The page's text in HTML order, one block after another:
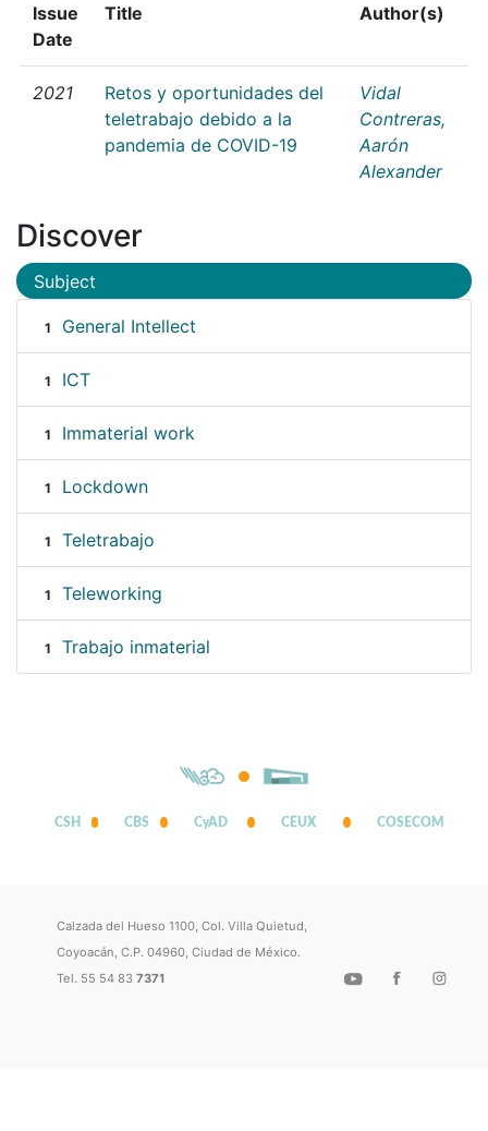
Issue
Date
Title Author(s)
2021
Retos y oportunidades del
teletrabajo debido a la
pandemia de COVID-19
Vidal
Contreras,
Aarón
Alexander
Discover
Subject
1 General Intellect
1 ICT
1 Immaterial work
1 Lockdown
1 Teletrabajo
1 Teleworking
1 Trabajo inmaterial
CSH CBS CyAD CEUX COSECOM
Calzada del Hueso 1100, Col. Villa Quietud,
Coyoacán, C.P. 04960, Ciudad de México.
Tel. 55 54 837371